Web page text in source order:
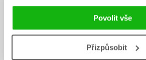
Povolit vše
Přizpůsobit
HODNOCENÍ ČTENÁŘŮ
V současné době nejsou vytvořena žádná